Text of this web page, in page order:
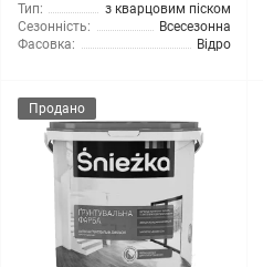
Тип:
з кварцовим піском
Сезонність:
Всесезонна
Фасовка:
Відро
Продано